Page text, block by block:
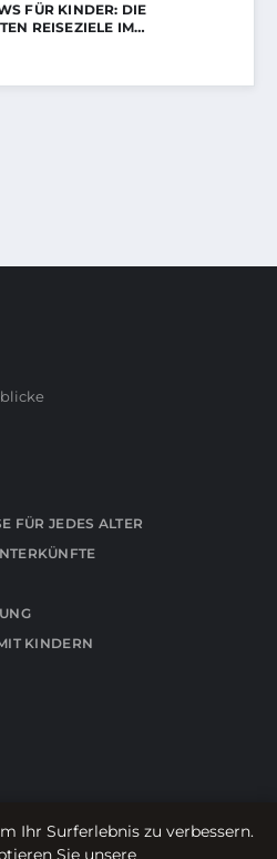
FÜR KINDER: DIE
REISEZIELE IM…
FÜR JEDES ALTER
KINDERN
Ihr Surferlebnis zu verbessern.
Sie unsere